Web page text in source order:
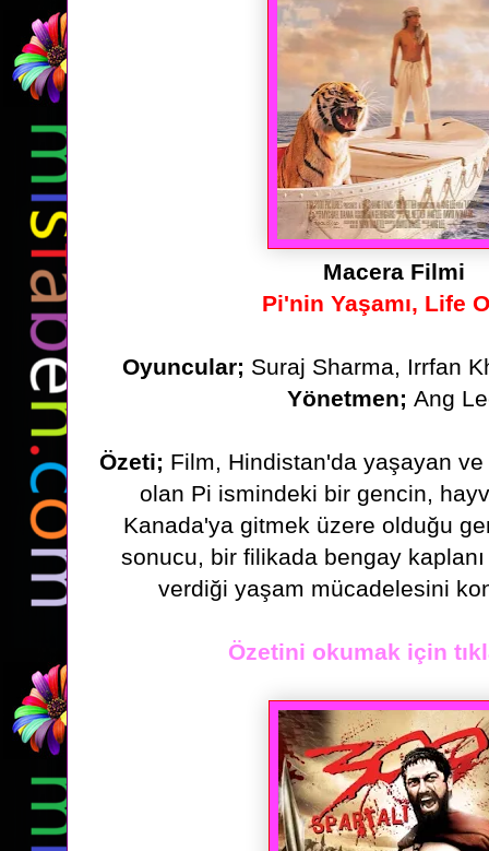
Macera Filmi
Pi'nin Yaşamı, Life
Oyuncular; Suraj Sharma, Irrfan
Yönetmen; Ang
Özeti; Film, Hindistan'da yaşayan
olan Pi ismindeki bir gencin,
Kanada'ya gitmek üzere olduğu
sonucu, bir filikada bengay
verdiği yaşam mücadelesini
Özetini okumak için